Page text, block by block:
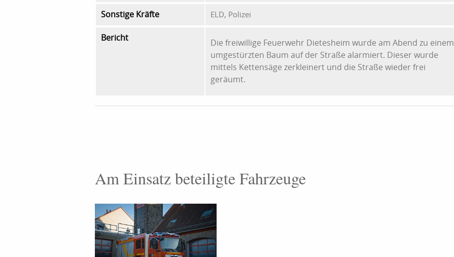
Sonstige Kräfte ELD, Polizei
Bericht
Die freiwillige Feuerwehr Dietesheim wurde am Abend zu einem
umgestürzten Baum auf der Straße alarmiert. Dieser wurde
mittels Kettensäge zerkleinert und die Straße wieder frei
geräumt.
Am Einsatz beteiligte Fahrzeuge